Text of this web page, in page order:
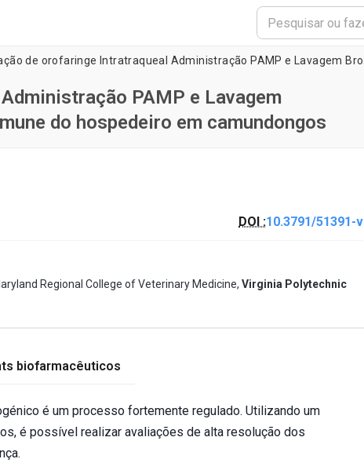
PAMP e Lavagem
do hospedeiro em camundongos
DOI :10.3791/51391-v
Regional College of Veterinary Medicine, Virginia Polytechnic
biofarmacêuticos
é um processo fortemente regulado. Utilizando um
é possível realizar avaliações de alta resolução dos